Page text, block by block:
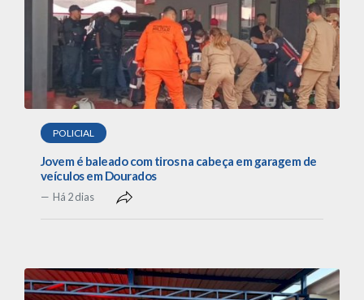
POLICIAL
Jovem é baleado com tiros na cabeça em garagem de
veículos em Dourados
Há 2 dias